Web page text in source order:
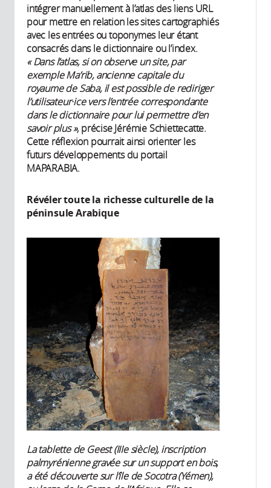
intégrer manuellement à l’atlas des liens URL
pour mettre en relation les sites cartographiés
avec les entrées ou toponymes leur étant
consacrés dans le dictionnaire ou l’index.
« Dans l’atlas, si on observe un site, par
exemple Ma’rib, ancienne capitale du
royaume de Saba, il est possible de rediriger
l’utilisateur·ice vers l’entrée correspondante
dans le dictionnaire pour lui permettre d’en
savoir plus », précise Jérémie Schiettecatte.
Cette réflexion pourrait ainsi orienter les
futurs développements du portail
MAPARABIA.
Révéler toute la richesse culturelle de la
péninsule Arabique
La tablette de Geest (IIIe siècle), inscription
palmyrénienne gravée sur un support en bois,
a été découverte sur l’île de Socotra (Yémen),